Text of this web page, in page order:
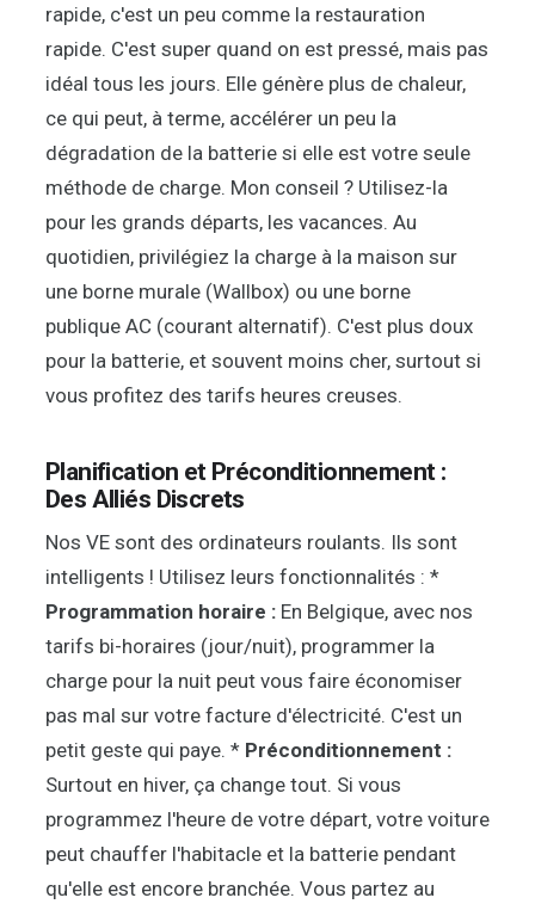
rapide, c'est un peu comme la restauration
rapide. C'est super quand on est pressé, mais pas
idéal tous les jours. Elle génère plus de chaleur,
ce qui peut, à terme, accélérer un peu la
dégradation de la batterie si elle est votre seule
méthode de charge. Mon conseil ? Utilisez-la
pour les grands départs, les vacances. Au
quotidien, privilégiez la charge à la maison sur
une borne murale (Wallbox) ou une borne
publique AC (courant alternatif). C'est plus doux
pour la batterie, et souvent moins cher, surtout si
vous profitez des tarifs heures creuses.
Planification et Préconditionnement :
Des Alliés Discrets
Nos VE sont des ordinateurs roulants. Ils sont
intelligents ! Utilisez leurs fonctionnalités : *
Programmation horaire : En Belgique, avec nos
tarifs bi-horaires (jour/nuit), programmer la
charge pour la nuit peut vous faire économiser
pas mal sur votre facture d'électricité. C'est un
petit geste qui paye. * Préconditionnement :
Surtout en hiver, ça change tout. Si vous
programmez l'heure de votre départ, votre voiture
peut chauffer l'habitacle et la batterie pendant
qu'elle est encore branchée. Vous partez au